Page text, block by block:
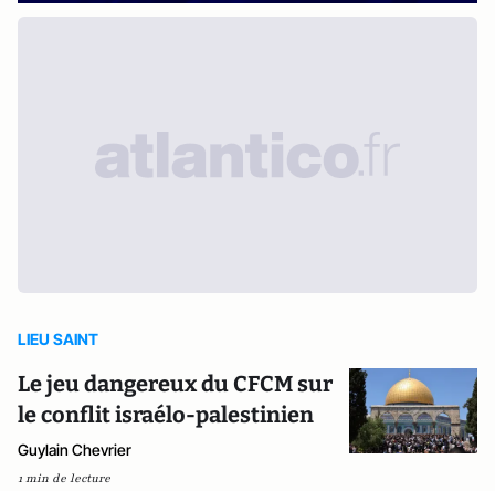
LIEU SAINT
Le jeu dangereux du CFCM sur
le conflit israélo-palestinien
Guylain Chevrier
1 min de lecture